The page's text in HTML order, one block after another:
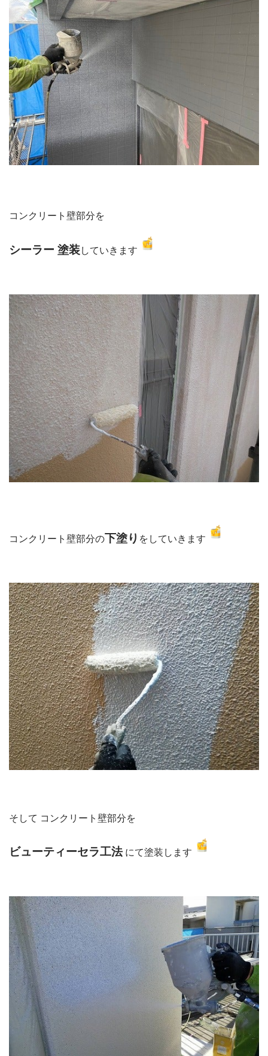
コンクリート壁部分を
シーラー 塗装していきます
コンクリート壁部分の下塗り をしていきます
そして コンクリート壁部分を
ビューティーセラ工法にて塗装します